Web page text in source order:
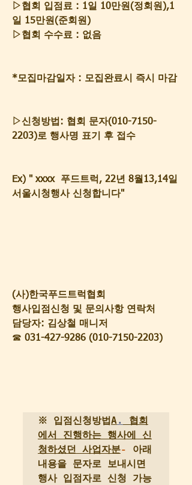
▷협회 입점료 : 1일 10만원(정회원),1
일 15만원(준회원)
▷협회 수수료 : 없음
*모집마감일자 : 모집완료시 즉시 마감
▷신청방법: 협회 문자(010-7150-
2203)로 행사명 표기 후 접수
Ex) " xxxx  푸드트럭, 22년 8월13,14일
서울시청행사 신청합니다"
(사)한국푸드트럭협회
행사입점신청 및 문의사항 연락처
담당자: 김상철 매니저
☎ 031-427-9286 (010-7150-2203)
※ 입점신청방법A.
협회
에서 진행하는 행사에 신
청하셨던 사업자분-
아래
내용을 문자로 보내시면
행사 입점자로 신청 가능